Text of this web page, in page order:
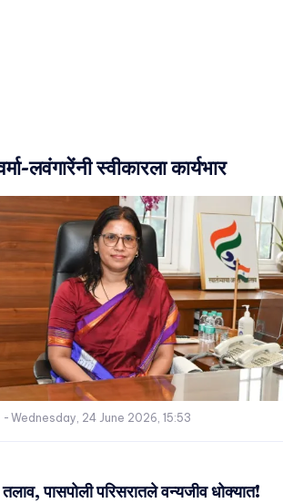
लवंगारेंनी स्वीकारला कार्यभार
- Wednesday, 24 June 2026, 15:53
तलाव, पासपोली परिसरातले वन्यजीव धोक्यात!